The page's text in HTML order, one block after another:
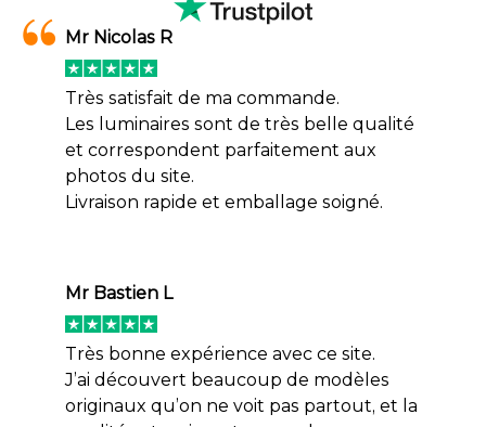
Mr Nicolas R
Très satisfait de ma commande.
Les luminaires sont de très belle qualité
et correspondent parfaitement aux
photos du site.
Livraison rapide et emballage soigné.
Mr Bastien L
Très bonne expérience avec ce site.
J’ai découvert beaucoup de modèles
originaux qu’on ne voit pas partout, et la